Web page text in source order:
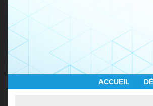
ACCUEIL